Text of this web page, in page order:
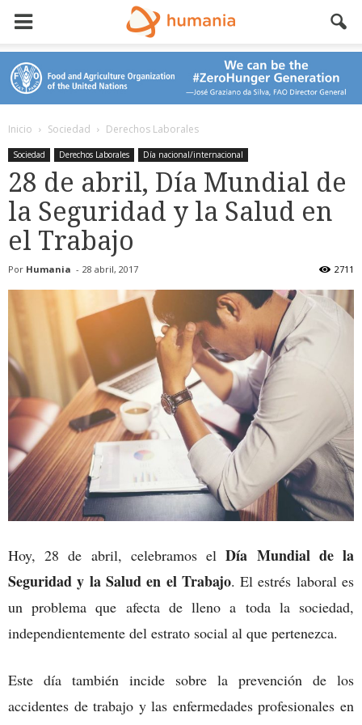
Inicio Sociedad Derechos Laborales
Sociedad Derechos Laborales Día nacional/internacional
28 de abril, Día Mundial de
la Seguridad y la Salud en
el Trabajo
Por Humania - 28 abril, 2017 2711
Hoy, 28 de abril, celebramos elDía Mundial de la
Seguridad y la Salud en el Trabajo. El estrés laboral es
un problema que afecta de lleno a toda la sociedad,
independientemente del estrato social al que pertenezca.
Este día también incide sobre la prevención de los
accidentes de trabajo y las enfermedades profesionales en